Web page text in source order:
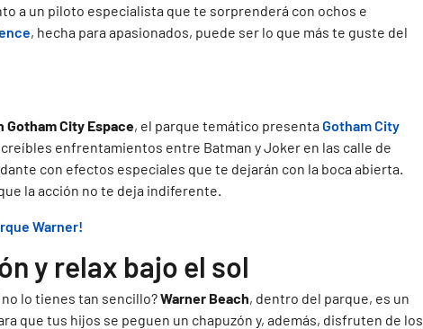
a un piloto especialista que te sorprenderá con ochos e
, hecha para apasionados, puede ser lo que más te guste del
Gotham City Espace, el parque temático presentaGotham City
enfrentamientos entre Batman y Joker en las calle de
con efectos especiales que te dejarán con la boca abierta.
la acción no te deja indiferente.
Warner!
y relax bajo el sol
no lo tienes tan sencillo?Warner Beach, dentro del parque, es un
que tus hijos se peguen un chapuzón y, además, disfruten de los